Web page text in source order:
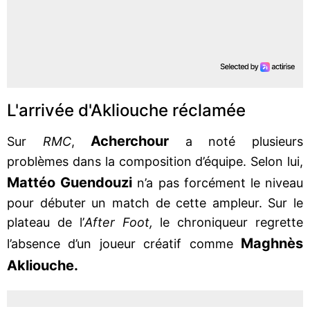
L'arrivée d'Akliouche réclamée
Sur RMC, Acherchour a noté plusieurs
problèmes dans la composition d’équipe. Selon lui,
Mattéo Guendouzi n’a pas forcément le niveau
pour débuter un match de cette ampleur. Sur le
plateau de l’After Foot, le chroniqueur regrette
l’absence d’un joueur créatif comme Maghnès
Akliouche.